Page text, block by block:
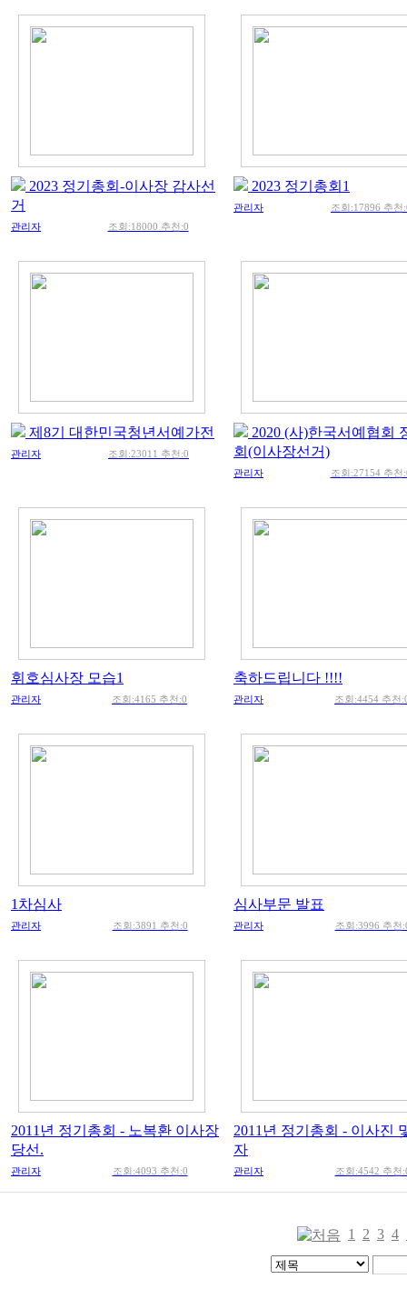
2023 정기총회-이사장 감사선
거
관리자 조회:18000 추천:0
2023 정기총회1
관리자 조회:17896 추천
제8기 대한민국청년서예가전
관리자 조회:23011 추천:0
2020 (사)한국서예협회
회(이사장선거)
관리자 조회:27154 추천
휘호심사장 모습1
관리자 조회:4165 추천:0
축하드립니다 !!!!
관리자 조회:4454 추천
1차심사
관리자 조회:3891 추천:0
심사부문 발표
관리자 조회:3996 추천
2011년 정기총회 - 노복환 이사장
당선.
관리자 조회:4093 추천:0
2011년 정기총회 - 이사진
자
관리자 조회:4542 추천
1 2 3 4